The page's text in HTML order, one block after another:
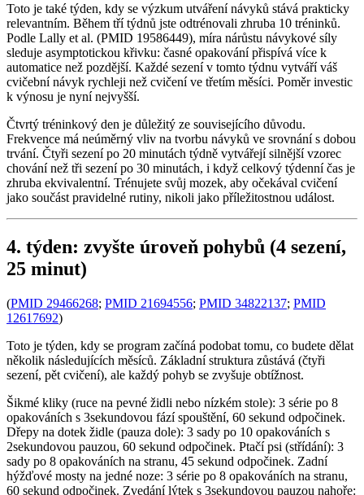
Toto je také týden, kdy se výzkum utváření návyků stává prakticky
relevantním. Během tří týdnů jste odtrénovali zhruba 10 tréninků.
Podle Lally et al. (PMID 19586449), míra nárůstu návykové síly
sleduje asymptotickou křivku: časné opakování přispívá více k
automatice než pozdější. Každé sezení v tomto týdnu vytváří váš
cvičební návyk rychleji než cvičení ve třetím měsíci. Poměr investic
k výnosu je nyní nejvyšší.
Čtvrtý tréninkový den je důležitý ze souvisejícího důvodu.
Frekvence má neúměrný vliv na tvorbu návyků ve srovnání s dobou
trvání. Čtyři sezení po 20 minutách týdně vytvářejí silnější vzorec
chování než tři sezení po 30 minutách, i když celkový týdenní čas je
zhruba ekvivalentní. Trénujete svůj mozek, aby očekával cvičení
jako součást pravidelné rutiny, nikoli jako příležitostnou událost.
4. týden: zvyšte úroveň pohybů (4 sezení,
25 minut)
(PMID 29466268; PMID 21694556; PMID 34822137; PMID
12617692)
Toto je týden, kdy se program začíná podobat tomu, co budete dělat
několik následujících měsíců. Základní struktura zůstává (čtyři
sezení, pět cvičení), ale každý pohyb se zvyšuje obtížnost.
Šikmé kliky (ruce na pevné židli nebo nízkém stole): 3 série po 8
opakováních s 3sekundovou fází spouštění, 60 sekund odpočinek.
Dřepy na dotek židle (pauza dole): 3 sady po 10 opakováních s
2sekundovou pauzou, 60 sekund odpočinek. Ptačí psi (střídání): 3
sady po 8 opakováních na stranu, 45 sekund odpočinek. Zadní
hýžďové mosty na jedné noze: 3 série po 8 opakováních na stranu,
60 sekund odpočinek. Zvedání lýtek s 3sekundovou pauzou nahoře: